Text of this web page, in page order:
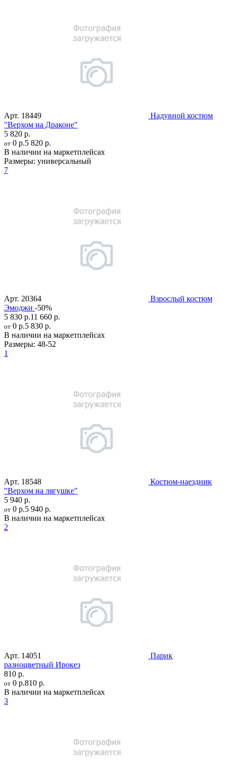
Арт. 18449
Надувной костюм
"Верхом на Драконе"
5 820 р.
от 0 р.5 820 р.
В наличии на маркетплейсах
Размеры: универсальный
7
Арт. 20364
Взрослый костюм
Эмоджи -50%
5 830 р.11 660 р.
от 0 р.5 830 р.
В наличии на маркетплейсах
Размеры: 48-52
1
Арт. 18548
Костюм-наездник
"Верхом на лягушке"
5 940 р.
от 0 р.5 940 р.
В наличии на маркетплейсах
2
Арт. 14051
Парик
разноцветный Ирокез
810 р.
от 0 р.810 р.
В наличии на маркетплейсах
3